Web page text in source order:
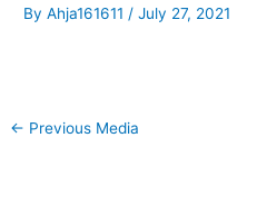
ByAhja161611/July 27, 2021
← Previous Media